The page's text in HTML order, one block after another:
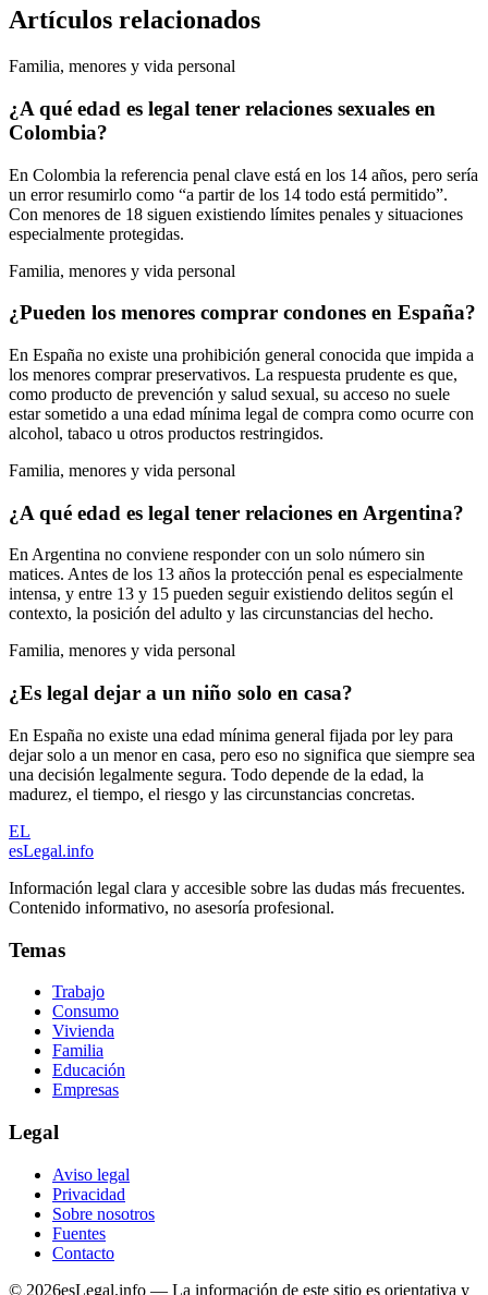
Artículos relacionados
Familia, menores y vida personal
¿A qué edad es legal tener relaciones sexuales en
Colombia?
En Colombia la referencia penal clave está en los 14 años, pero sería
un error resumirlo como “a partir de los 14 todo está permitido”.
Con menores de 18 siguen existiendo límites penales y situaciones
especialmente protegidas.
Familia, menores y vida personal
¿Pueden los menores comprar condones en España?
En España no existe una prohibición general conocida que impida a
los menores comprar preservativos. La respuesta prudente es que,
como producto de prevención y salud sexual, su acceso no suele
estar sometido a una edad mínima legal de compra como ocurre con
alcohol, tabaco u otros productos restringidos.
Familia, menores y vida personal
¿A qué edad es legal tener relaciones en Argentina?
En Argentina no conviene responder con un solo número sin
matices. Antes de los 13 años la protección penal es especialmente
intensa, y entre 13 y 15 pueden seguir existiendo delitos según el
contexto, la posición del adulto y las circunstancias del hecho.
Familia, menores y vida personal
¿Es legal dejar a un niño solo en casa?
En España no existe una edad mínima general fijada por ley para
dejar solo a un menor en casa, pero eso no significa que siempre sea
una decisión legalmente segura. Todo depende de la edad, la
madurez, el tiempo, el riesgo y las circunstancias concretas.
EL
esLegal.info
Información legal clara y accesible sobre las dudas más frecuentes.
Contenido informativo, no asesoría profesional.
Temas
Trabajo
Consumo
Vivienda
Familia
Educación
Empresas
Legal
Aviso legal
Privacidad
Sobre nosotros
Fuentes
Contacto
© 2026esLegal.info — La información de este sitio es orientativa y